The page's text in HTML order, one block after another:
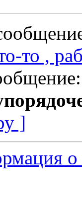
то ,
]
о